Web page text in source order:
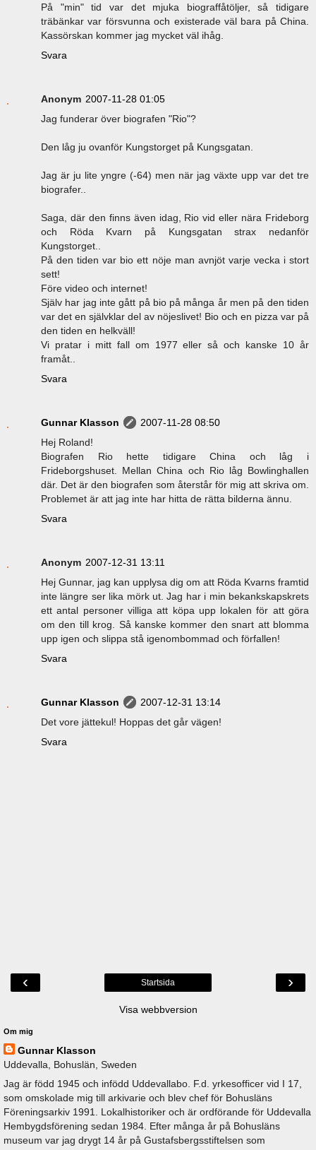
På "min" tid var det mjuka biograffåtöljer, så tidigare
träbänkar var försvunna och existerade väl bara på China.
Kassörskan kommer jag mycket väl ihåg.
Svara
Anonym 2007-11-28 01:05
Jag funderar över biografen "Rio"?
Den låg ju ovanför Kungstorget på Kungsgatan.
Jag är ju lite yngre (-64) men när jag växte upp var det tre
biografer..
Saga, där den finns även idag, Rio vid eller nära Frideborg
och Röda Kvarn på Kungsgatan strax nedanför
Kungstorget..
På den tiden var bio ett nöje man avnjöt varje vecka i stort
sett!
Före video och internet!
Själv har jag inte gått på bio på många år men på den tiden
var det en självklar del av nöjeslivet! Bio och en pizza var på
den tiden en helkväll!
Vi pratar i mitt fall om 1977 eller så och kanske 10 år
framåt..
Svara
Gunnar Klasson
2007-11-28 08:50
Hej Roland!
Biografen Rio hette tidigare China och låg i
Frideborgshuset. Mellan China och Rio låg Bowlinghallen
där. Det är den biografen som återstår för mig att skriva om.
Problemet är att jag inte har hitta de rätta bilderna ännu.
Svara
Anonym 2007-12-31 13:11
Hej Gunnar, jag kan upplysa dig om att Röda Kvarns framtid
inte längre ser lika mörk ut. Jag har i min bekankskapskrets
ett antal personer villiga att köpa upp lokalen för att göra
om den till krog. Så kanske kommer den snart att blomma
upp igen och slippa stå igenombommad och förfallen!
Svara
Gunnar Klasson
2007-12-31 13:14
Det vore jättekul! Hoppas det går vägen!
Svara
‹ ›
Startsida
Visa webbversion
Om mig
Gunnar Klasson
Uddevalla, Bohuslän, Sweden
Jag är född 1945 och infödd Uddevallabo. F.d. yrkesofficer vid I 17,
som omskolade mig till arkivarie och blev chef för Bohusläns
Föreningsarkiv 1991. Lokalhistoriker och är ordförande för Uddevalla
Hembygdsförening sedan 1984. Efter många år på Bohusläns
museum var jag drygt 14 år på Gustafsbergsstiftelsen som